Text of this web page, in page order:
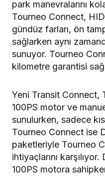
park manevralarını
Tourneo Connect,
gündüz farları, ön
sağlarken aynı
sunuyor. Tourneo
kilometre garantisi
Yeni Transit Connect,
100PS motor ve
sunulurken, sadece
Tourneo Connect ise
paketleriyle Tourneo
ihtiyaçlarını
100PS motora